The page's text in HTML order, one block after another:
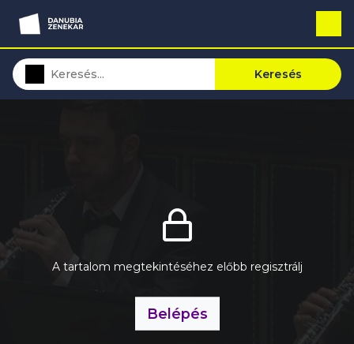
Keresés
A tartalom megtekintéséhez előbb regisztrálj
Belépés